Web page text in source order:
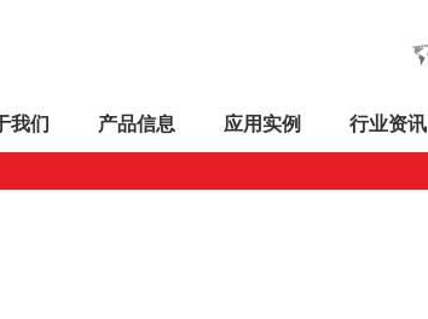
我们 产品信息 应用实例 行业资讯